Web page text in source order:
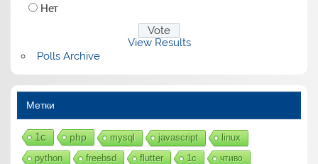
Нет
View Results
Polls Archive
Метки
1с php mysql javascript linux
python freebsd flutter 1c чтиво